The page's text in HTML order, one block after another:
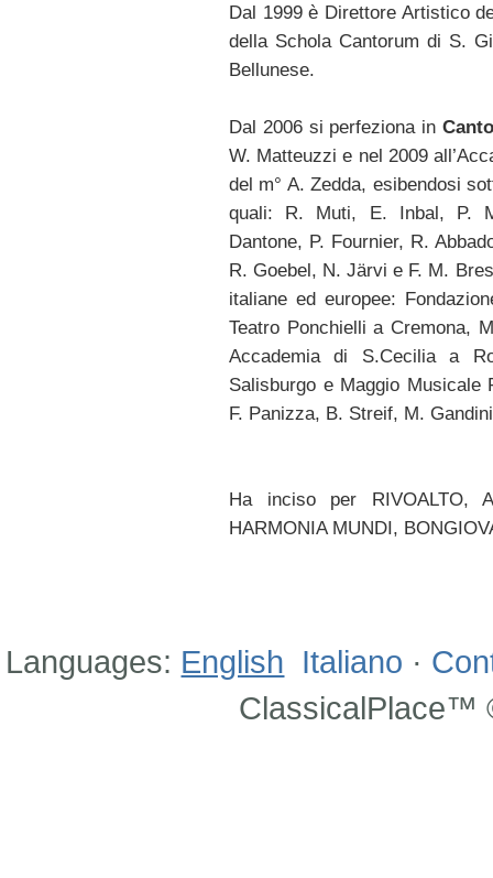
Dal 1999 è Direttore Artistico
della Schola Cantorum di S.
Bellunese.
Dal 2006 si perfeziona in
W. Matteuzzi e nel 2009
del m° A. Zedda, esibendosi
quali: R. Muti, E. Inbal, P.
Dantone, P. Fournier, R.
R. Goebel, N. Järvi e F. M.
italiane ed europee:
Teatro Ponchielli a Cremona,
Accademia di S.Cecilia a
Salisburgo e Maggio
F. Panizza, B. Streif, M.
Ha inciso per RIVOALTO,
HARMONIA MUNDI,
Languages: English Italiano ·
ClassicalPlace™